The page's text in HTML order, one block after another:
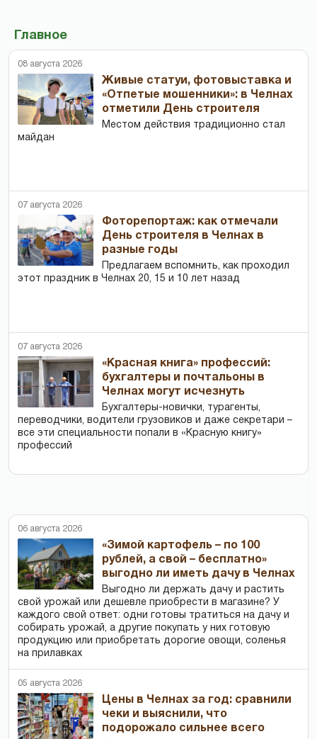
Главное
08 августа 2026
Живые статуи, фотовыставка и
«Отпетые мошенники»: в Челнах
отметили День строителя
Местом действия традиционно стал
майдан
07 августа 2026
Фоторепортаж: как отмечали
День строителя в Челнах в
разные годы
Предлагаем вспомнить, как проходил
этот праздник в Челнах 20, 15 и 10 лет назад
07 августа 2026
«Красная книга» профессий:
бухгалтеры и почтальоны в
Челнах могут исчезнуть
Бухгалтеры-новички, тур­агенты,
переводчики, водители грузовиков и даже секретари –
все эти специальности попали в «Красную книгу»
профессий
06 августа 2026
«Зимой картофель – по 100
рублей, а свой – бесплатно»
выгодно ли иметь дачу в Челнах
Выгодно ли держать дачу и растить
свой урожай или дешевле приобрести в магазине? У
каждого свой ответ: одни готовы тратиться на дачу и
собирать урожай, а другие покупать у них готовую
продукцию или приобретать дорогие овощи, соленья
на прилавках
05 августа 2026
Цены в Челнах за год: сравнили
чеки и выяснили, что
подорожало сильнее всего